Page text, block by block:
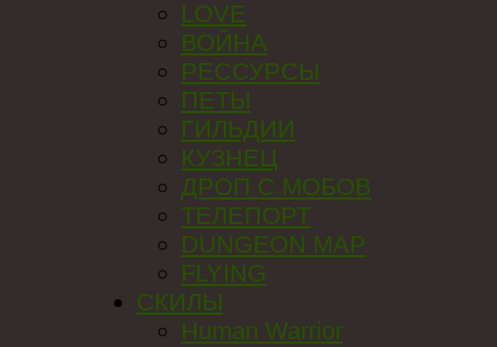
LOVE
ВОЙНА
РЕССУРСЫ
ПЕТЫ
ГИЛЬДИИ
КУЗНЕЦ
ДРОП С МОБОВ
ТЕЛЕПОРТ
DUNGEON MAP
FLYING
СКИЛЫ
Human Warrior